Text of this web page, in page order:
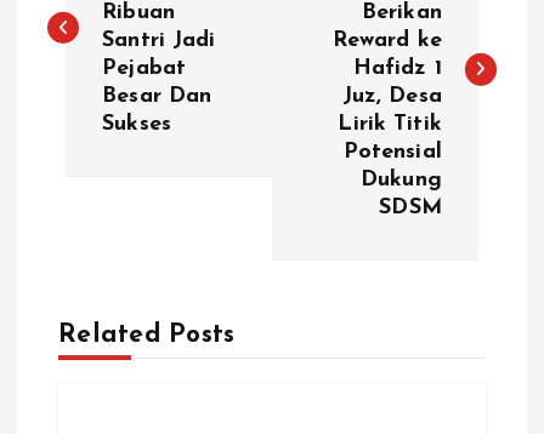
v
Ribuan
Santri Jadi
Pejabat
Besar Dan
Sukses
Berikan
Reward ke
Hafidz 1
Juz, Desa
Lirik Titik
Potensial
Dukung
SDSM
Related Posts